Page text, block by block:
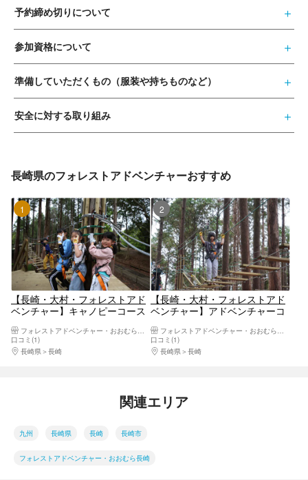
予約締め切りについて
参加資格について
準備していただくもの（服装や持ちものなど）
安全に対する取り組み
長崎県のフォレストアドベンチャーおすすめ
1位
【長崎・大村・フォレストアド
ベンチャー】キャノピーコース
フォレストアドベンチャー・おおむら長崎
口コミ(1)
長崎県
長崎
2位
【長崎・大村・フォレストアド
ベンチャー】アドベンチャーコ
フォレストアドベンチャー・おおむら長崎
口コミ(1)
長崎県
長崎
関連エリア
九州 長崎県 長崎 長崎市
フォレストアドベンチャー・おおむら長崎